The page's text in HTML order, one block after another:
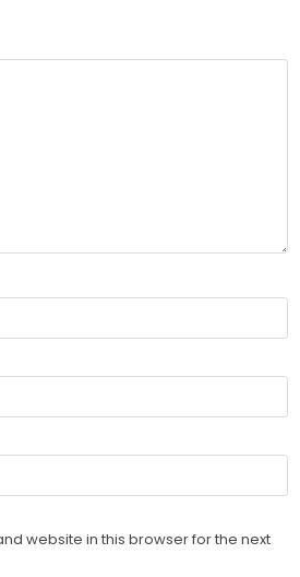
website in this browser for the next